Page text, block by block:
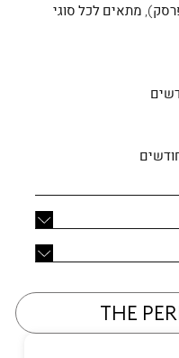
ואפרסק), מתאים לכל סוגי
THE